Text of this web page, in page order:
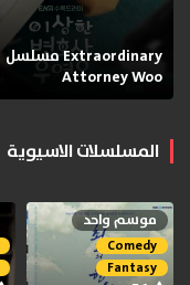
مسلسل Extraordinary
Attorney Woo
المسلسلات الاسيوية
موسم واحد
Comedy
Fantasy